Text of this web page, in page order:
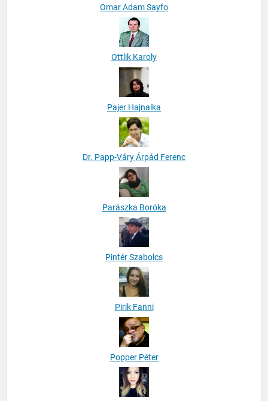
Omar Adam Sayfo
Ottlik Karoly
Pajer Hajnalka
Dr. Papp-Váry Árpád Ferenc
Parászka Boróka
Pintér Szabolcs
Pirik Fanni
Popper Péter